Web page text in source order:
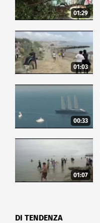
01:29
01:03
00:33
01:07
DI TENDENZA